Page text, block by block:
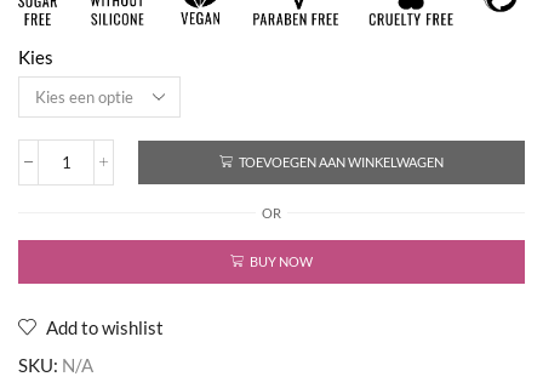
Kies
Intense
aantal
TOEVOEGEN AAN WINKELWAGEN
OR
BUY NOW
Add to wishlist
SKU: N/A